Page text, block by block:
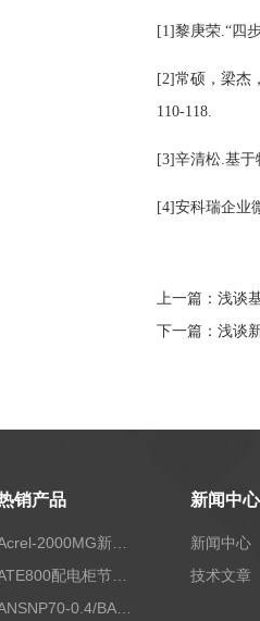
[1]黎庚荣.“四
[2]常硕，梁杰
110-118.
[3]辛清松.基
[4]安科瑞企业
上一篇： 浅谈
下一篇： 浅谈
销产品
Acrel-2000MG新能源消纳安科瑞微电网能量管理系统
ATE800配电柜节点无线测温/表带捆绑/无源感应取电
ANSNP70-0.4/BANSNP中线安防保护器 治理三相不平衡
新闻中心
新闻中心
技术文章